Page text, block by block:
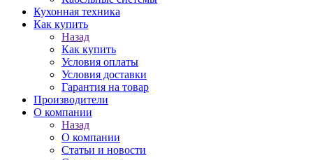
Кухонная техника
Как купить
Назад
Как купить
Условия оплаты
Условия доставки
Гарантия на товар
Производители
О компании
Назад
О компании
Статьи и новости